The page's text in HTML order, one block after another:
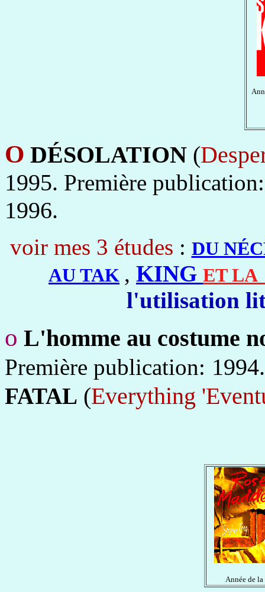
O DÉSOLATION (
1995. Première
1996.
voir mes 3 études : DU
AU TAK , KING ET LA
l'utilisation
o L'homme au costume
Première publication: 1994.
FATAL (Everything
Année de la